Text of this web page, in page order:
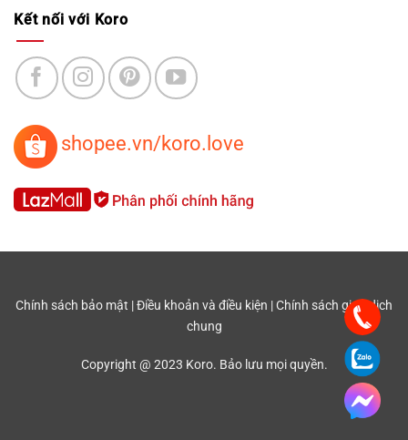
Kết nối với Koro
shopee.vn/koro.love
Chính sách bảo mật |Điều khoản và điều kiện |Chính sách giao dịch
chung
Copyright @ 2023 Koro. Bảo lưu mọi quyền.